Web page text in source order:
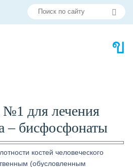
№1 для лечения
– бисфосфонаты
костей человеческого
(обусловленным